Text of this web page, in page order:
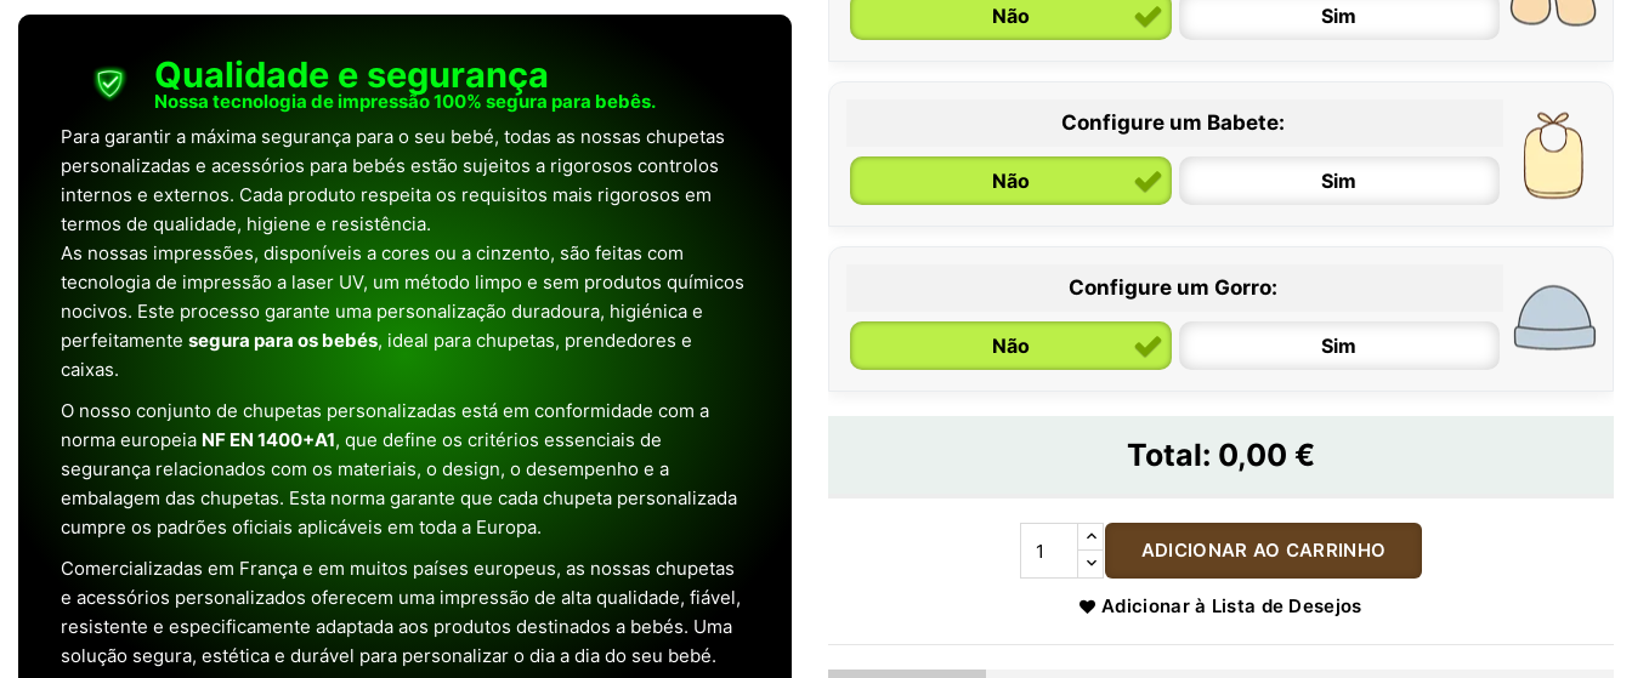
Qualidade e segurança
Nossa tecnologia de impressão 100% segura para bebês.
Para garantir a máxima segurança para o seu bebé, todas as nossas chupetas
personalizadas e acessórios para bebés estão sujeitos a rigorosos controlos
internos e externos. Cada produto respeita os requisitos mais rigorosos em
termos de qualidade, higiene e resistência.
As nossas impressões, disponíveis a cores ou a cinzento, são feitas com
tecnologia de impressão a laser UV, um método limpo e sem produtos químicos
nocivos. Este processo garante uma personalização duradoura, higiénica e
perfeitamente segura para os bebés, ideal para chupetas, prendedores e
caixas.
O nosso conjunto de chupetas personalizadas está em conformidade com a
norma europeia NF EN 1400+A1, que define os critérios essenciais de
segurança relacionados com os materiais, o design, o desempenho e a
embalagem das chupetas. Esta norma garante que cada chupeta personalizada
cumpre os padrões oficiais aplicáveis em toda a Europa.
Comercializadas em França e em muitos países europeus, as nossas chupetas
e acessórios personalizados oferecem uma impressão de alta qualidade, fiável,
resistente e especificamente adaptada aos produtos destinados a bebés. Uma
solução segura, estética e durável para personalizar o dia a dia do seu bebé.
Não Sim
Configure um Babete:
Não Sim
Configure um Gorro:
Não Sim
Total: 0,00 €
ADICIONAR AO CARRINHO
Adicionar à Lista de Desejos